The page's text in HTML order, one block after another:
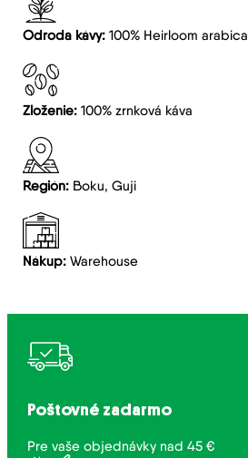
Odroda kávy: 100% Heirloom arabica
Zloženie:100% zrnková káva
Región: Boku, Guji
Nákup:Warehouse
Poštovné zadarmo
Pre vaše objednávky nad 45 €